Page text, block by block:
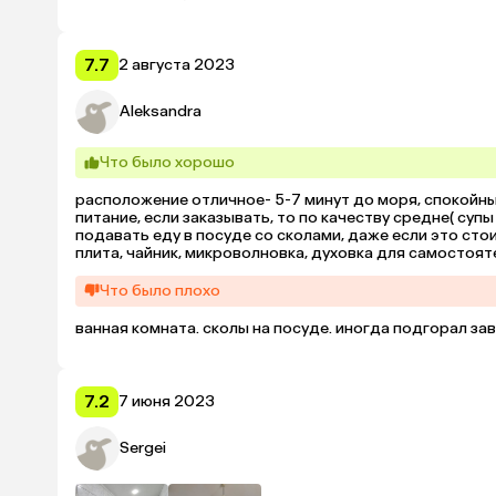
7.7 2 августа 2023
Aleksandra
Что было хорошо
расположение отличное- 5-7 минут до моря,
питание, если заказывать, то по качеству средне(
подавать еду в посуде со сколами, даже если это
плита, чайник, микроволновка, духовка для
без вопросов переселили через сутки в боковые
новая, целая. не понравилась ванная комната, очень
есть трап в полу, но не понятно почему не привести
сотрудники отзывчивые, вопросы решают либо
в 5 дней.
ну, соотношение цена/качетво под вопросом. такой
качество вай- фай твердая пятерка.
Что было плохо
ванная комната. сколы на посуде. иногда подгорал
7.2 7 июня 2023
Sergei